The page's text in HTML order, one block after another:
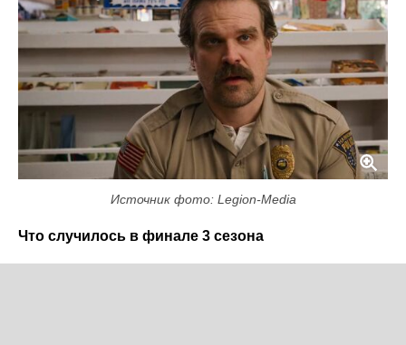
Источник фото: Legion-Media
Что случилось в финале 3 сезона